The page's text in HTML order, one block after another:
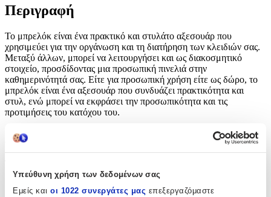
Υπεύθυνη χρήση των δεδομένων σας
Εμείς και οι 1022 συνεργάτες μας επεξεργαζόμαστε
Περιγραφή
Το μπρελόκ είναι ένα πρακτικό και στυλάτο αξεσουάρ που
χρησιμεύει για την οργάνωση και τη διατήρηση των κλειδιών σας.
Μεταξύ άλλων, μπορεί να λειτουργήσει και ως διακοσμητικό
στοιχείο, προσδίδοντας μια προσωπική πινελιά στην
καθημερινότητά σας. Είτε για προσωπική χρήση είτε ως δώρο, το
μπρελόκ είναι ένα αξεσουάρ που συνδυάζει πρακτικότητα και
στυλ, ενώ μπορεί να εκφράσει την προσωπικότητα και τις
προτιμήσεις του κατόχου του.
Χαρακτηριστικά